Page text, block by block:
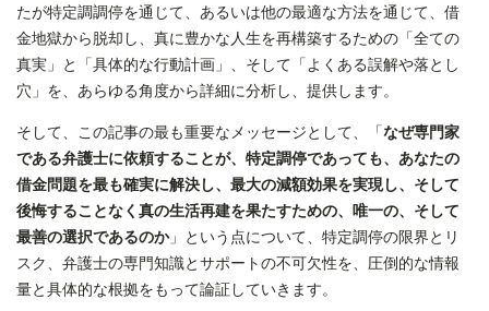
たが特定調調停を通じて、あるいは他の最適な方法を通じて、借
金地獄から脱却し、真に豊かな人生を再構築するための「全ての
真実」と「具体的な行動計画」、そして「よくある誤解や落とし
穴」を、あらゆる角度から詳細に分析し、提供します。
そして、この記事の最も重要なメッセージとして、「なぜ専門家
である弁護士に依頼することが、特定調停であっても、あなたの
借金問題を最も確実に解決し、最大の減額効果を実現し、そして
後悔することなく真の生活再建を果たすための、唯一の、そして
最善の選択であるのか」という点について、特定調停の限界とリ
スク、弁護士の専門知識とサポートの不可欠性を、圧倒的な情報
量と具体的な根拠をもって論証していきます。